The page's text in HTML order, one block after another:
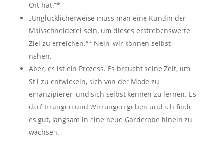
Ort hat.“*
„Unglücklicherweise muss man eine Kundin der
Maßschneiderei sein, um dieses erstrebenswerte
Ziel zu erreichen.“* Nein, wir können selbst
nähen.
Aber, es ist ein Prozess. Es braucht seine Zeit, um
Stil zu entwickeln, sich von der Mode zu
emanzipieren und sich selbst kennen zu lernen. Es
darf Irrungen und Wirrungen geben und ich finde
es gut, langsam in eine neue Garderobe hinein zu
wachsen.